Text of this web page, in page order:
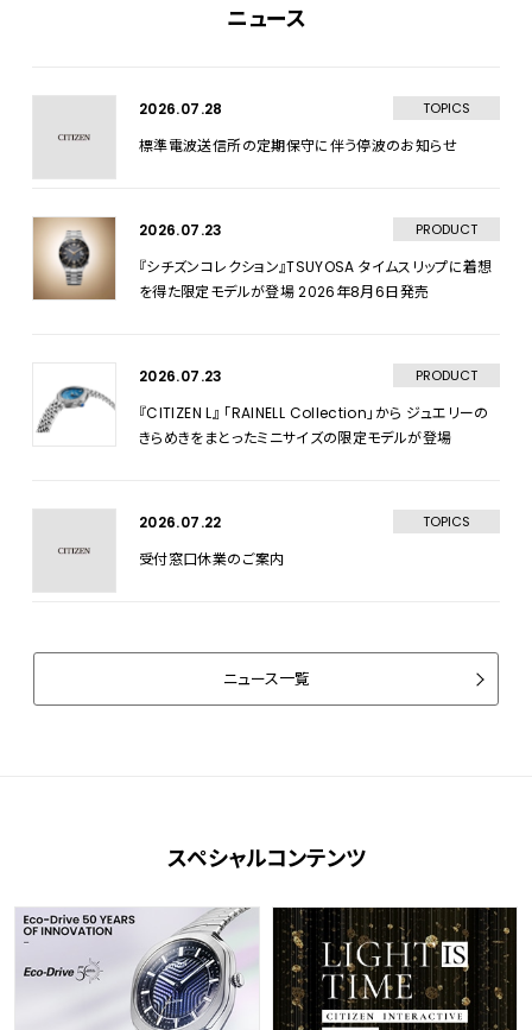
ニュース
2026.07.28 TOPICS
標準電波送信所の定期保守に伴う停波のお知らせ
2026.07.23 PRODUCT
『シチズンコレクション』TSUYOSA タイムスリップに着想
を得た限定モデルが登場 2026年8月6日発売
2026.07.23 PRODUCT
『CITIZEN L』 「RAINELL Collection」から ジュエリーの
きらめきをまとったミニサイズの限定モデルが登場
2026.07.22 TOPICS
受付窓口休業のご案内
ニュース一覧
スペシャルコンテンツ